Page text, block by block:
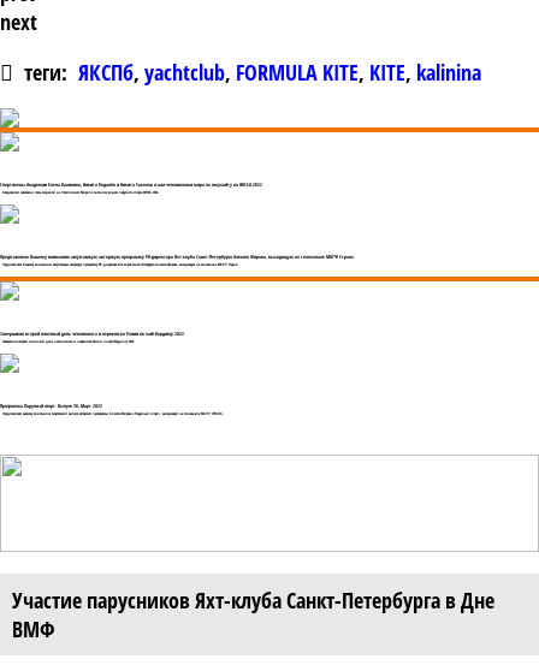
next
теги: ЯКСПб, yachtclub, FORMULA KITE, KITE, kalinina
Спортсмены Академии Елена Калинина, Никита Коданёв и Никита Соколов стали чемпионами мира по сноукайту на WISSA 2022
Академики завоевали семь медалей на Чемпионате Мира по зимним видам парусного спорта WISSA 2022.
Представляем Вашему вниманию августовскую авторскую программу PR-директора Яхт-клуба Санкт-Петербурга Алексея Жирова, выходящую на телеканале МАТЧ! Страна
Представляем Вашему вниманию августовскую авторскую программу PR-директора Яхт-клуба Санкт-Петербурга Алексея Жирова, выходящую на телеканале МАТЧ! Страна
Завершился второй гоночный день чемпионата и первенства России по кайтбордингу 2022
Завершился второй гоночный день чемпионата и первенства России по кайтбордингу 2022
Программа Парусный спорт. Выпуск 38. Март 2022
Представляем вашему вниманию мартовский выпуск авторской программы Алексея Жирова «Парусный спорт», выходящей на телеканале МАТЧ! СТРАНА.
Участие парусников Яхт-клуба Санкт-Петербурга в Дне
ВМФ